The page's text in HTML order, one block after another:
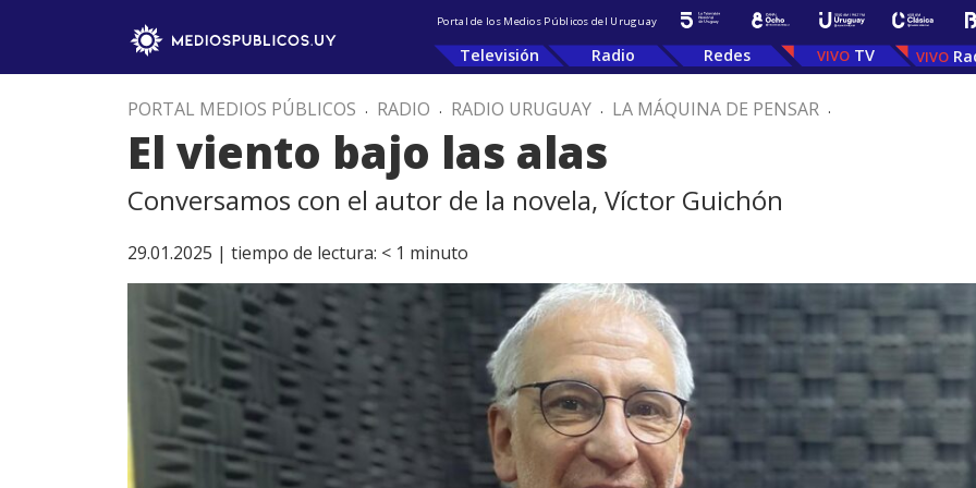
Portal de los Medios Públicos del Uruguay
Televisión Radio Redes TV
PORTAL MEDIOS PÚBLICOS . RADIO . RADIO URUGUAY . LA MÁQUINA DE PENSAR .
El viento bajo las alas
Conversamos con el autor de la novela, Víctor Guichón
29.01.2025 | tiempo de lectura: < 1 minuto